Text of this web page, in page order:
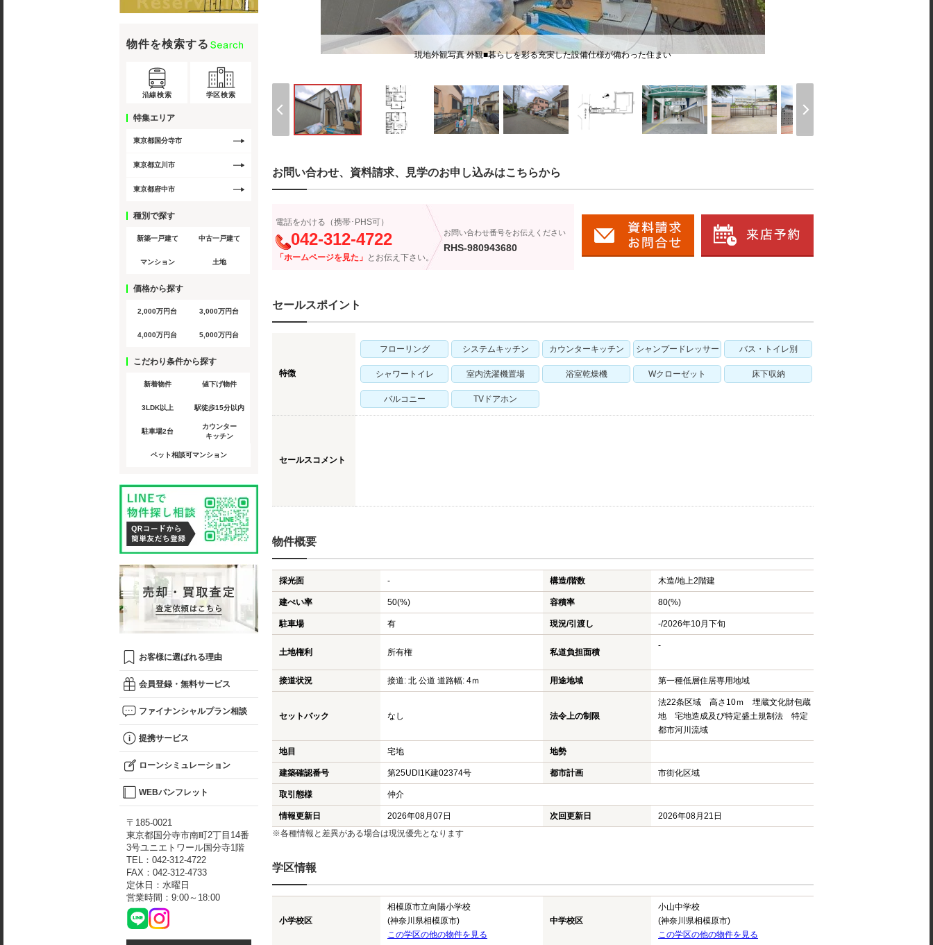
現地外観写真 外観■暮らしを彩る充実した設備仕様が備わった住まい
お問い合わせ、資料請求、見学のお申し込みはこちらから
電話をかける（携帯･PHS可）
042-312-4722
「ホームページを見た」 とお伝え下さい。
お問い合わせ番号をお伝えください
RHS-980943680
セールスポイント
特徴
フローリング システムキッチン カウンターキッチン シャンプードレッサー バス・トイレ別
シャワートイレ 室内洗濯機置場 浴室乾燥機 Wクローゼット 床下収納
バルコニー TVドアホン
セールスコメント
物件概要
採光面 - 構造/階数 木造/地上2階建
建ぺい率 50(%) 容積率 80(%)
駐車場 有 現況/引渡し -/2026年10月下旬
土地権利 所有権 私道負担面積
-
接道状況 接道: 北 公道 道路幅: 4ｍ 用途地域 第一種低層住居専用地域
セットバック なし 法令上の制限
法22条区域 高さ10ｍ 埋蔵文化財包蔵
地 宅地造成及び特定盛土規制法 特定
都市河川流域
地目 宅地 地勢
建築確認番号 第25UDI1K建02374号 都市計画 市街化区域
取引態様 仲介
情報更新日 2026年08月07日 次回更新日
2026年08月21日
※各種情報と差異がある場合は現況優先となります
学区情報
小学校区
相模原市立向陽小学校
(神奈川県相模原市)
この学区の他の物件を見る
中学校区
小山中学校
(神奈川県相模原市)
この学区の他の物件を見る
物件を検索する
沿線検索 学区検索
特集エリア
東京都国分寺市
東京都立川市
東京都府中市
種別で探す
新築一戸建て 中古一戸建て
マンション 土地
価格から探す
2,000万円台 3,000万円台
4,000万円台 5,000万円台
こだわり条件から探す
新着物件 値下げ物件
3LDK以上 駅徒歩15分以内
駐車場2台
カウンター
キッチン
ペット相談可マンション
お客様に選ばれる理由
会員登録・無料サービス
ファイナンシャルプラン相談
提携サービス
ローンシミュレーション
WEBパンフレット
〒185-0021
東京都国分寺市南町2丁目14番
3号ユニエトワール国分寺1階
TEL：042-312-4722
FAX：042-312-4733
定休日：水曜日
営業時間：9:00～18:00